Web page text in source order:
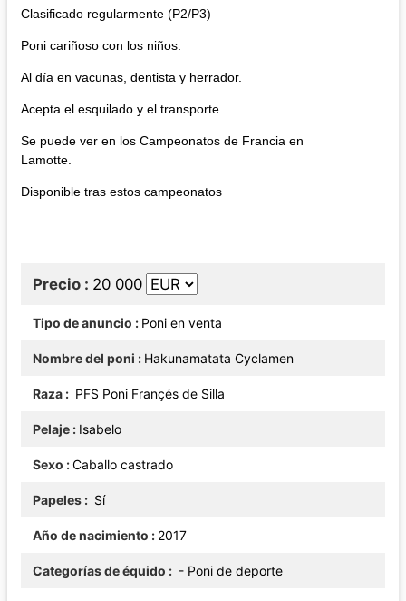
Clasificado regularmente (P2/P3)
Poni cariñoso con los niños.
Al día en vacunas, dentista y herrador.
Acepta el esquilado y el transporte
Se puede ver en los Campeonatos de Francia en
Lamotte.
Disponible tras estos campeonatos
Precio 20 000
Tipo de anuncio Poni en venta
Nombre del poni Hakunamatata Cyclamen
Raza PFS Poni Françés de Silla
Pelaje Isabelo
Sexo Caballo castrado
Papeles Sí
Año de nacimiento 2017
Categorías de équido - Poni de deporte